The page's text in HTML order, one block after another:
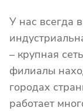
У нас всегда
– крупная
филиалы
городах
работает